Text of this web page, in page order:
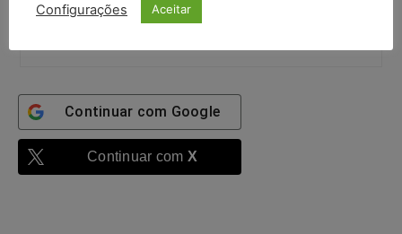
Continuar com Google
Continuar com X
Configurações Aceitar